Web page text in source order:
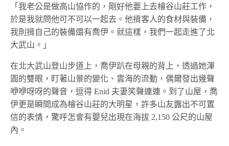
「我老公是做高山協作的，剛好他要上去檜谷山莊工作，
於是我就問他可不可以一起去。他揹客人的食材與裝備，
我則揹自己的裝備還有喬伊。就這樣，我們一起走進了北
大武山。」
在北大武山登山步道上，喬伊趴在母親的背上，透過她渾
圓的雙眼，盯著山景的變化、雲海的流動，偶爾發出幾聲
咿咿呀呀的聲音，逗得 Enid 夫妻笑聲連連。到了山屋，喬
伊更是瞬間成為檜谷山莊的大明星，許多山友露出不可置
信的表情，驚呼怎會有嬰兒出現在海拔 2,150 公尺的山屋
內。